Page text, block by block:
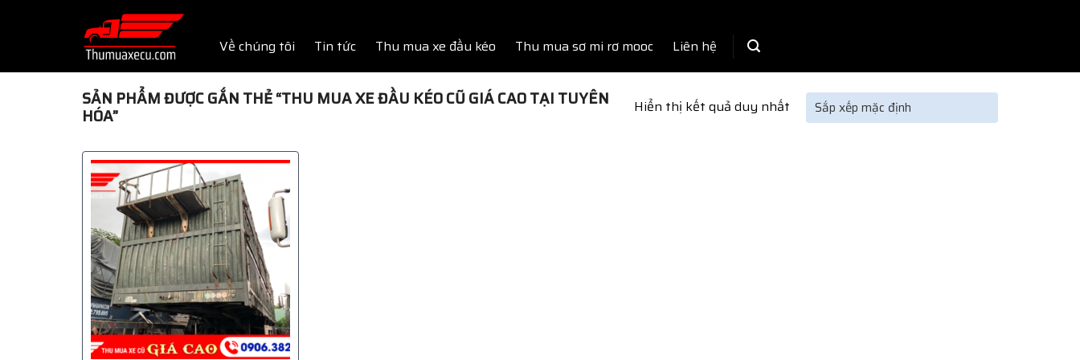
Về chúng tôi Tin tức Thu mua xe đầu kéo Thu mua sơ mi rơ mooc Liên hệ
SẢN PHẨM ĐƯỢC GẮN THẺ “THU MUA XE ĐẦU KÉO CŨ GIÁ CAO TẠI TUYÊN
HÓA” Hiển thị kết quả duy nhất